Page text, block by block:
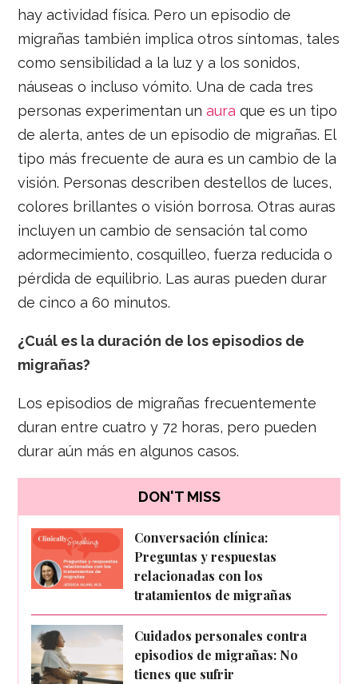
hay actividad física. Pero un episodio de
migrañas también implica otros síntomas, tales
como sensibilidad a la luz y a los sonidos,
náuseas o incluso vómito. Una de cada tres
personas experimentan un aura que es un tipo
de alerta, antes de un episodio de migrañas. El
tipo más frecuente de aura es un cambio de la
visión. Personas describen destellos de luces,
colores brillantes o visión borrosa. Otras auras
incluyen un cambio de sensación tal como
adormecimiento, cosquilleo, fuerza reducida o
pérdida de equilibrio. Las auras pueden durar
de cinco a 60 minutos.
¿Cuál es la duración de los episodios de
migrañas?
Los episodios de migrañas frecuentemente
duran entre cuatro y 72 horas, pero pueden
durar aún más en algunos casos.
DON'T MISS
Conversación clínica:
Preguntas y respuestas
relacionadas con los
tratamientos de migrañas
Cuidados personales contra
episodios de migrañas: No
tienes que sufrir